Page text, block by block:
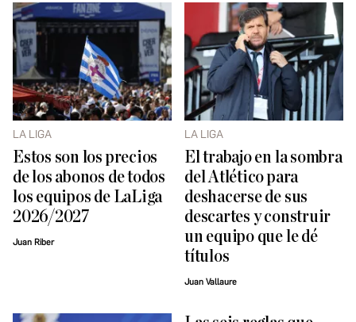
LA LIGA
Estos son los precios
de los abonos de todos
los equipos de LaLiga
2026/2027
Juan Riber
LA LIGA
El trabajo en la sombra
del Atlético para
deshacerse de sus
descartes y construir
un equipo que le dé
títulos
Juan Vallaure